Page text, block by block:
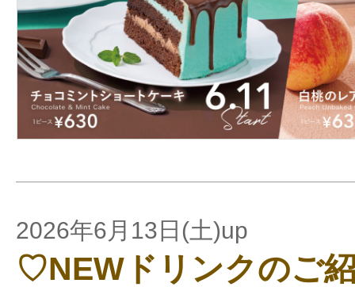
2026年6月13日(土)up
♡NEWドリンクのご